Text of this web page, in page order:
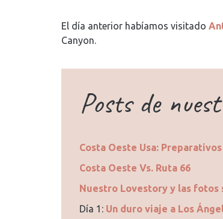
El día anterior habíamos visitado
Canyon.
Posts de
Costa Oeste Usa:
Costa Oeste Vs. Ruta 66
Nuestro Lovestory y las fotos
Día 1: Un duro viaje a Los